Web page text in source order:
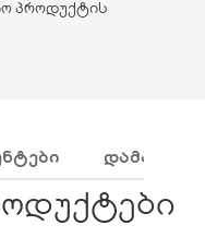
პროდუქტის